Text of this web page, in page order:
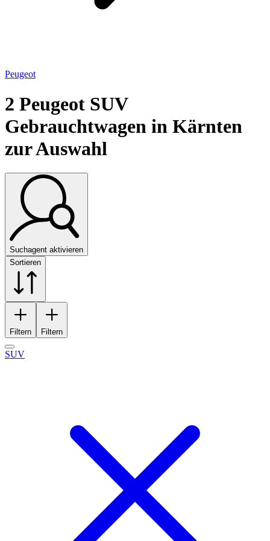
Peugeot
2 Peugeot SUV
Gebrauchtwagen in Kärnten
zur Auswahl
Suchagent aktivieren
Sortieren
Filtern Filtern
SUV